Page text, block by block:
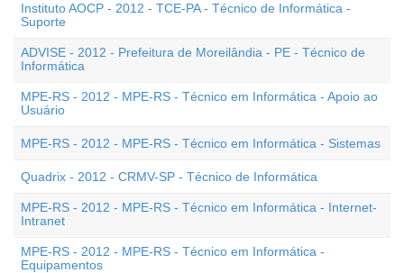
Instituto AOCP - 2012 - TCE-PA - Técnico de Informática -
Suporte
ADVISE - 2012 - Prefeitura de Moreilândia - PE - Técnico de
Informática
MPE-RS - 2012 - MPE-RS - Técnico em Informática - Apoio ao
Usuário
MPE-RS - 2012 - MPE-RS - Técnico em Informática - Sistemas
Quadrix - 2012 - CRMV-SP - Técnico de Informática
MPE-RS - 2012 - MPE-RS - Técnico em Informática - Internet-
Intranet
MPE-RS - 2012 - MPE-RS - Técnico em Informática -
Equipamentos